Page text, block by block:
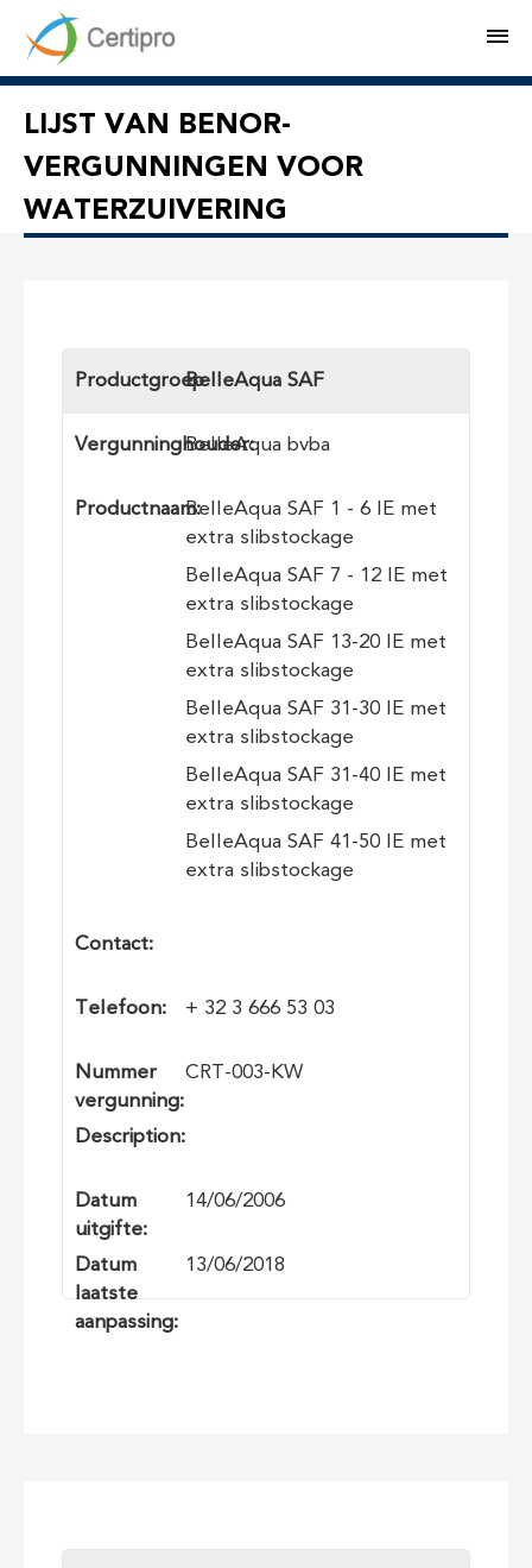
LIJST VAN BENOR-
VERGUNNINGEN VOOR
WATERZUIVERING
ProductgroepBelleAqua SAF
Vergunninghouder:BelleAqua bvba
Productnaam:BelleAqua SAF 1 - 6 IE met
extra slibstockage
BelleAqua SAF 7 - 12 IE met
extra slibstockage
BelleAqua SAF 13-20 IE met
extra slibstockage
BelleAqua SAF 31-30 IE met
extra slibstockage
BelleAqua SAF 31-40 IE met
extra slibstockage
BelleAqua SAF 41-50 IE met
extra slibstockage
Contact:
Telefoon: + 32 3 666 53 03
Nummer
vergunning:
CRT-003-KW
Description:
Datum
uitgifte:
14/06/2006
Datum
laatste
aanpassing:
13/06/2018